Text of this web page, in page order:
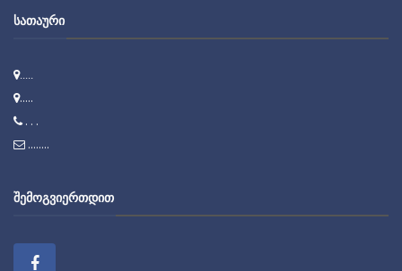
ᲡᲐᲗᲐᲣᲠᲘ
.....
.....
. . .
........
ᲨᲔᲛᲝᲒᲕᲘᲔᲠᲗᲓᲘᲗ